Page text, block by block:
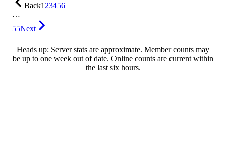
Back123456
…
55Next
Heads up: Server stats are approximate. Member counts may
be up to one week out of date. Online counts are current within
the last six hours.